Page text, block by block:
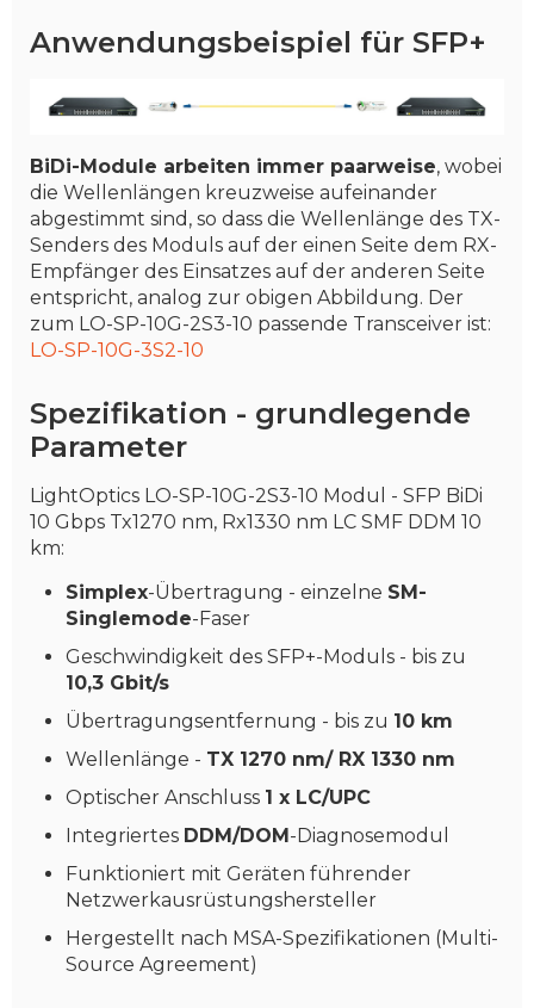
Anwendungsbeispiel für SFP+
BiDi-Module arbeiten immer paarweise, wobei
die Wellenlängen kreuzweise aufeinander
abgestimmt sind, so dass die Wellenlänge des TX-
Senders des Moduls auf der einen Seite dem RX-
Empfänger des Einsatzes auf der anderen Seite
entspricht, analog zur obigen Abbildung. Der
zum LO-SP-10G-2S3-10 passende Transceiver ist:
LO-SP-10G-3S2-10
Spezifikation - grundlegende
Parameter
LightOptics LO-SP-10G-2S3-10 Modul - SFP BiDi
10 Gbps Tx1270 nm, Rx1330 nm LC SMF DDM 10
km:
Simplex-Übertragung - einzelne SM-
Singlemode-Faser
Geschwindigkeit des SFP+-Moduls - bis zu
10,3 Gbit/s
Übertragungsentfernung - bis zu 10 km
Wellenlänge - TX 1270 nm/ RX 1330 nm
Optischer Anschluss 1 x LC/UPC
Integriertes DDM/DOM-Diagnosemodul
Funktioniert mit Geräten führender
Netzwerkausrüstungshersteller
Hergestellt nach MSA-Spezifikationen (Multi-
Source Agreement)